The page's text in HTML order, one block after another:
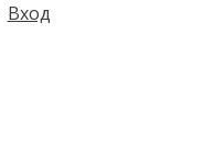
Вход